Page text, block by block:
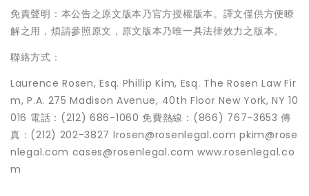
免責聲明：本公告之原文版本乃官方授權版本。譯文僅供方便瞭
解之用，煩請參照原文，原文版本乃唯一具法律效力之版本。
聯絡方式：
Laurence Rosen, Esq. Phillip Kim, Esq. The Rosen Law Fir
m, P.A. 275 Madison Avenue, 40th Floor New York, NY 10
016 電話：(212) 686-1060 免費熱線：(866) 767-3653 傳
真：(212) 202-3827 lrosen@rosenlegal.com pkim@rose
nlegal.com cases@rosenlegal.com www.rosenlegal.co
m